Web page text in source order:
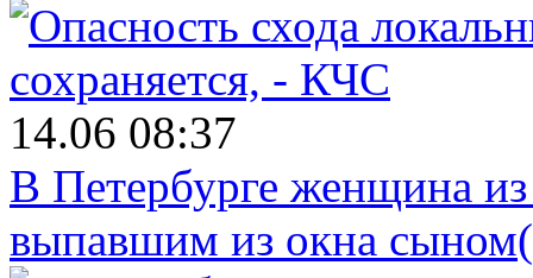
14.06 08:37
В Петербурге женщина
выпавшим из окна сыном